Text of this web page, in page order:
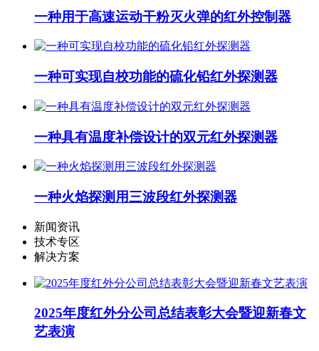
一种用于高速运动干粉灭火弹的红外控制器
一种可实现自校功能的硫化铅红外探测器
一种具有温度补偿设计的双元红外探测器
一种火焰探测用三波段红外探测器
新闻资讯
技术专区
解决方案
2025年度红外分公司总结表彰大会暨迎新春文
艺表演